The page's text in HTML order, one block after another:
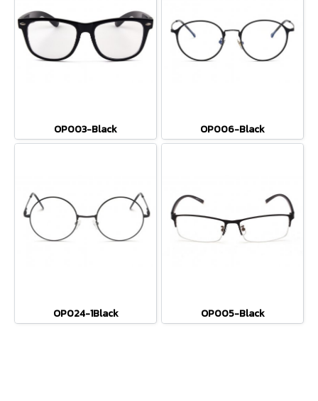
OP003-Black OP006-Black
OP024-1Black OP005-Black